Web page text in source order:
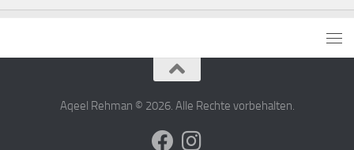
Aqeel Rehman © 2026. Alle Rechte vorbehalten.